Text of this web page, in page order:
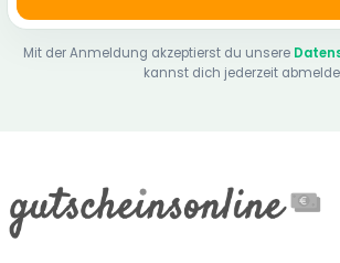
Mit der Anmeldung akzeptierst du unsere
kannst dich jederzeit